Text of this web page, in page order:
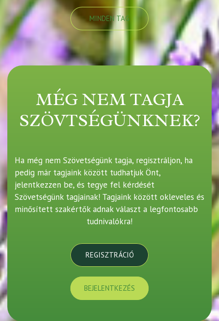
MINDEN TAG
MÉG NEM TAGJA
SZÖVTSÉGÜNKNEK?
Ha még nem Szövetségünk tagja, regisztráljon, ha
pedig már tagjaink között tudhatjuk Önt,
jelentkezzen be, és tegye fel kérdését
Szövetségünk tagjainak! Tagjaink között okleveles és
minősített szakértők adnak választ a legfontosabb
tudnivalókra!
REGISZTRÁCIÓ
BEJELENTKEZÉS